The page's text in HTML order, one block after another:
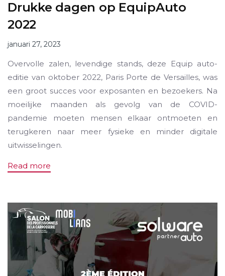
Drukke dagen op EquipAuto
2022
januari 27, 2023
Overvolle zalen, levendige stands, deze Equip auto-
editie van oktober 2022, Paris Porte de Versailles, was
een groot succes voor exposanten en bezoekers. Na
moeilijke maanden als gevolg van de COVID-
pandemie moeten mensen elkaar ontmoeten en
terugkeren naar meer fysieke en minder digitale
uitwisselingen.
Read more